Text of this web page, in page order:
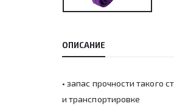
ОПИСАНИЕ
• запас прочности такого
и транспортировке